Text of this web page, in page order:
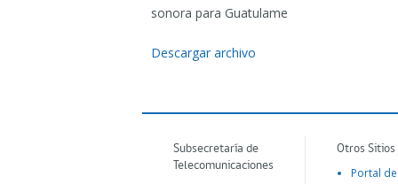
sonora para Guatulame
Descargar archivo
Subsecretaría de
Telecomunicaciones
Otros
Portal